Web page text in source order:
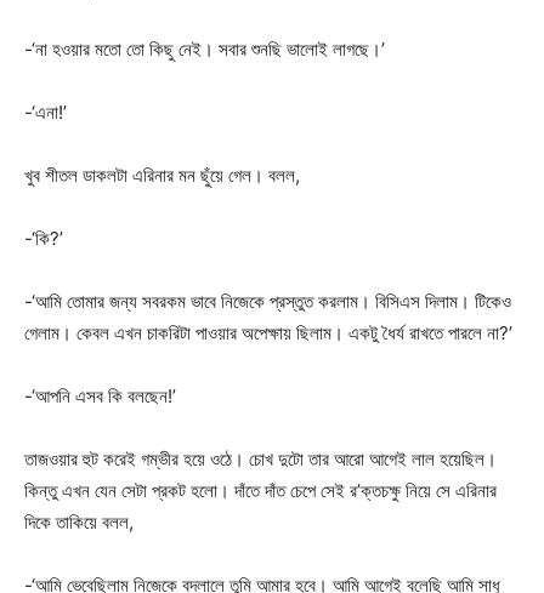
-‘না হওয়ার মতো তো কিছু নেই। সবার শুনছি ভালোই লাগছে।’
-‘এনা!’
খুব শীতল ডাকলটা এরিনার মন ছুঁয়ে গেল। বলল,
-‘কি?’
-‘আমি তোমার জন্য সবরকম ভাবে নিজেকে প্রস্তুত করলাম। বিসিএস দিলাম। টিকেও
গেলাম। কেবল এখন চাকরিটা পাওয়ার অপেক্ষায় ছিলাম। একটু ধৈর্য রাখতে পারলে না?’
-‘আপনি এসব কি বলছেন!’
তাজওয়ার হুট করেই গম্ভীর হয়ে ওঠে। চোখ দুটো তার আরো আগেই লাল হয়েছিল।
কিন্তু এখন যেন সেটা প্রকট হলো। দাঁতে দাঁত চেপে সেই র’ক্তচক্ষু নিয়ে সে এরিনার
দিকে তাকিয়ে বলল,
-‘আমি ভেবেছিলাম নিজেকে বদলালে তুমি আমার হবে। আমি আগেই বলেছি আমি সাধু